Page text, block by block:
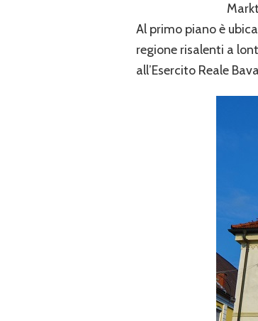
Al primo piano è
regione risalenti a
all’Esercito Reale